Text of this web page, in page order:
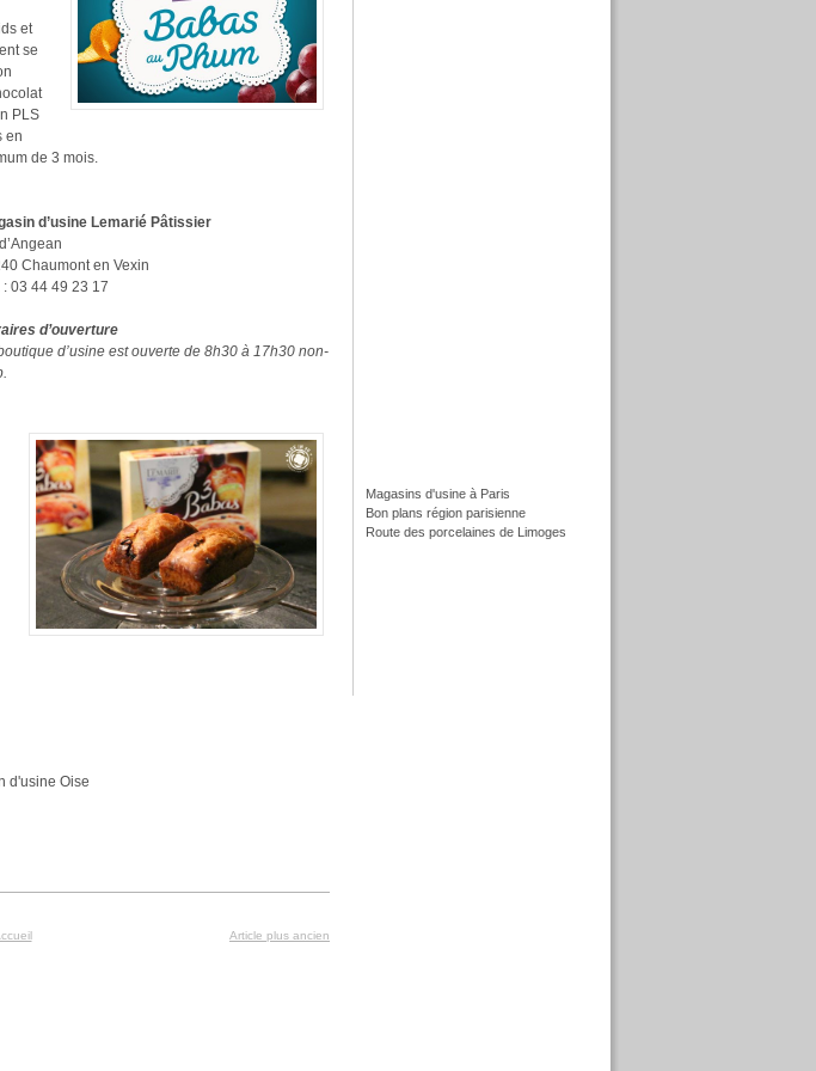
et
se
PLS
en
de 3 mois.
d’usine Lemarié Pâtissier
Chaumont en Vexin
: 03 44 49 23 17
d’ouverture
d’usine est ouverte de 8h30 à 17h30 non-
d'usine Oise
Article plus ancien
Magasins d'usine à Paris
Bon plans région parisienne
Route des porcelaines de Limoges